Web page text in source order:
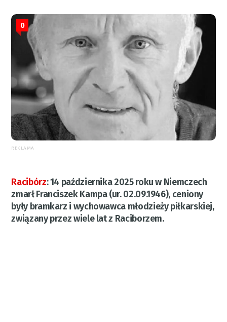
0
REKLAMA
Racibórz:14 października 2025 roku w Niemczech
zmarł Franciszek Kampa (ur. 02.09.1946), ceniony
były bramkarz i wychowawca młodzieży piłkarskiej,
związany przez wiele lat z Raciborzem.